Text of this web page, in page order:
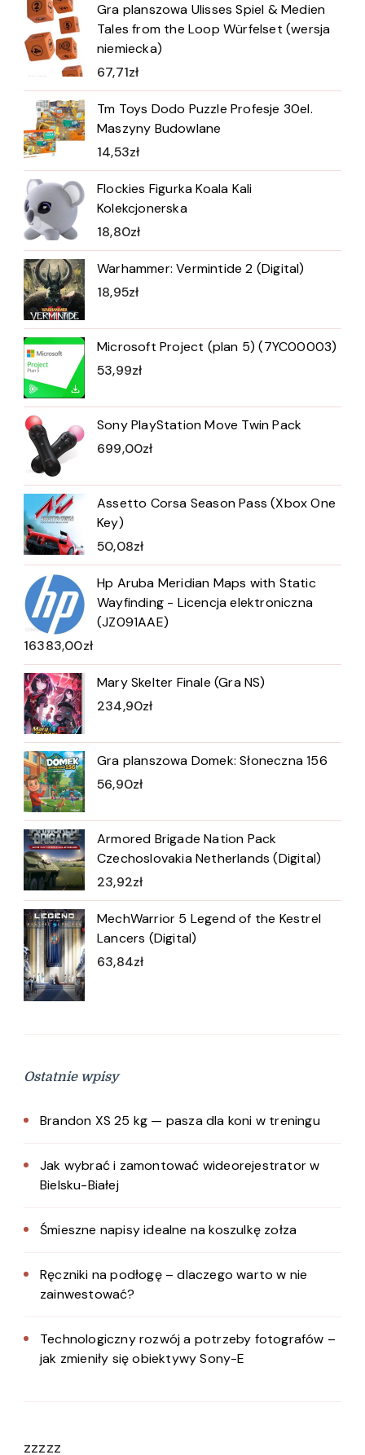
Gra planszowa Ulisses Spiel & Medien
Tales from the Loop Würfelset (wersja
niemiecka)
67,71zł
Tm Toys Dodo Puzzle Profesje 30el.
Maszyny Budowlane
14,53zł
Flockies Figurka Koala Kali
Kolekcjonerska
18,80zł
Warhammer: Vermintide 2 (Digital)
18,95zł
Microsoft Project (plan 5) (7YC00003)
53,99zł
Sony PlayStation Move Twin Pack
699,00zł
Assetto Corsa Season Pass (Xbox One
Key)
50,08zł
Hp Aruba Meridian Maps with Static
Wayfinding - Licencja elektroniczna
(JZ091AAE)
16383,00zł
Mary Skelter Finale (Gra NS)
234,90zł
Gra planszowa Domek: Słoneczna 156
56,90zł
Armored Brigade Nation Pack
Czechoslovakia Netherlands (Digital)
23,92zł
MechWarrior 5 Legend of the Kestrel
Lancers (Digital)
63,84zł
Ostatnie wpisy
Brandon XS 25 kg — pasza dla koni w treningu
Jak wybrać i zamontować wideorejestrator w
Bielsku-Białej
Śmieszne napisy idealne na koszulkę zołza
Ręczniki na podłogę – dlaczego warto w nie
zainwestować?
Technologiczny rozwój a potrzeby fotografów –
jak zmieniły się obiektywy Sony-E
zzzzz